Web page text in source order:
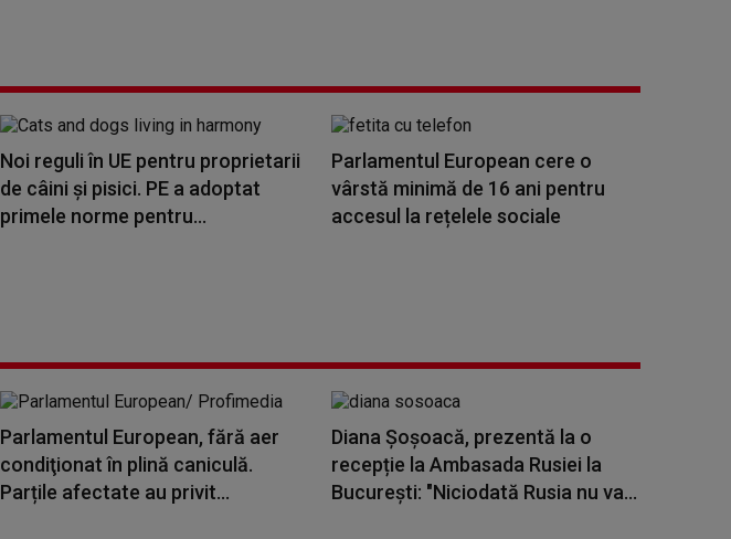
Noi reguli în UE pentru proprietarii
de câini și pisici. PE a adoptat
primele norme pentru...
Parlamentul European cere o
vârstă minimă de 16 ani pentru
accesul la rețelele sociale
Parlamentul European, fără aer
condiţionat în plină caniculă.
Parțile afectate au privit...
Diana Șoșoacă, prezentă la o
recepție la Ambasada Rusiei la
București: "Niciodată Rusia nu va...